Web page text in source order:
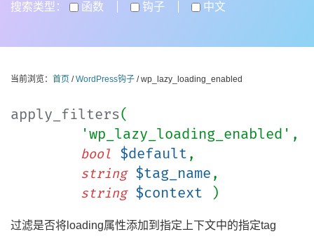
搜索类型： 函数 钩子 中文
当前浏览： 首页 /WordPress钩子 / wp_lazy_loading_enabled
apply_filters(
'wp_lazy_loading_enabled',
bool $default ,
string $tag_name ,
string $context )
过滤是否将loading属性添加到指定上下文中的指定tag